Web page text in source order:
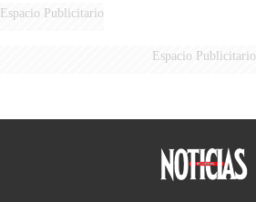
Espacio Publicitario
Espacio Publicitario